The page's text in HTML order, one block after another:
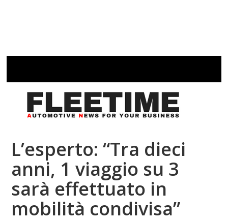
L’esperto: “Tra dieci
anni, 1 viaggio su 3
sarà effettuato in
mobilità condivisa”